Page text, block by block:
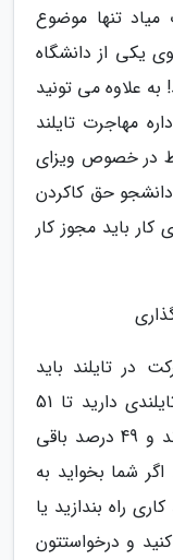
تنها موضوع
یکی از دانشگاه
به علاوه می تونید
مهاجرت تایلند
در خصوص ویزای
حق کاکردن
کار باید مجوز کار
تایلند باید
بدونید که شما احتیج به 2 سهام دار تایلندی دارید تا 51
درصد از سهام شرکت رو در دست بگیرند و 49 درصد باقی
شما بخواید به
راه بندازید یا
و درخواستتون